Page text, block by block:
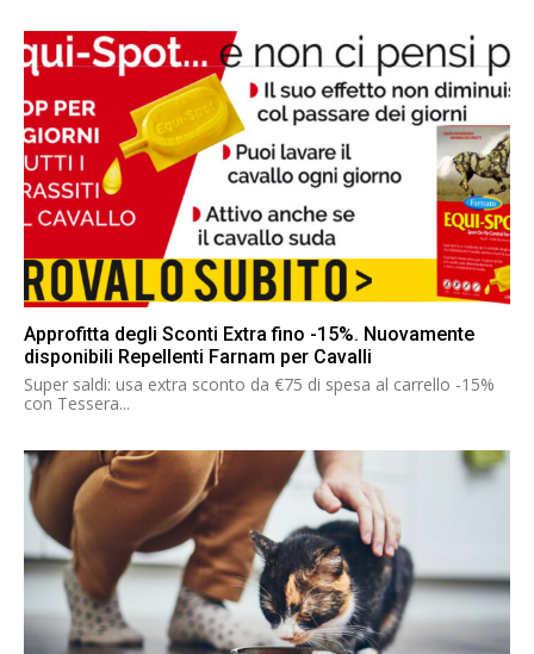
Approfitta degli Sconti Extra fino -15%. Nuovamente
disponibili Repellenti Farnam per Cavalli
Super saldi: usa extra sconto da €75 di spesa al carrello -15%
con Tessera...